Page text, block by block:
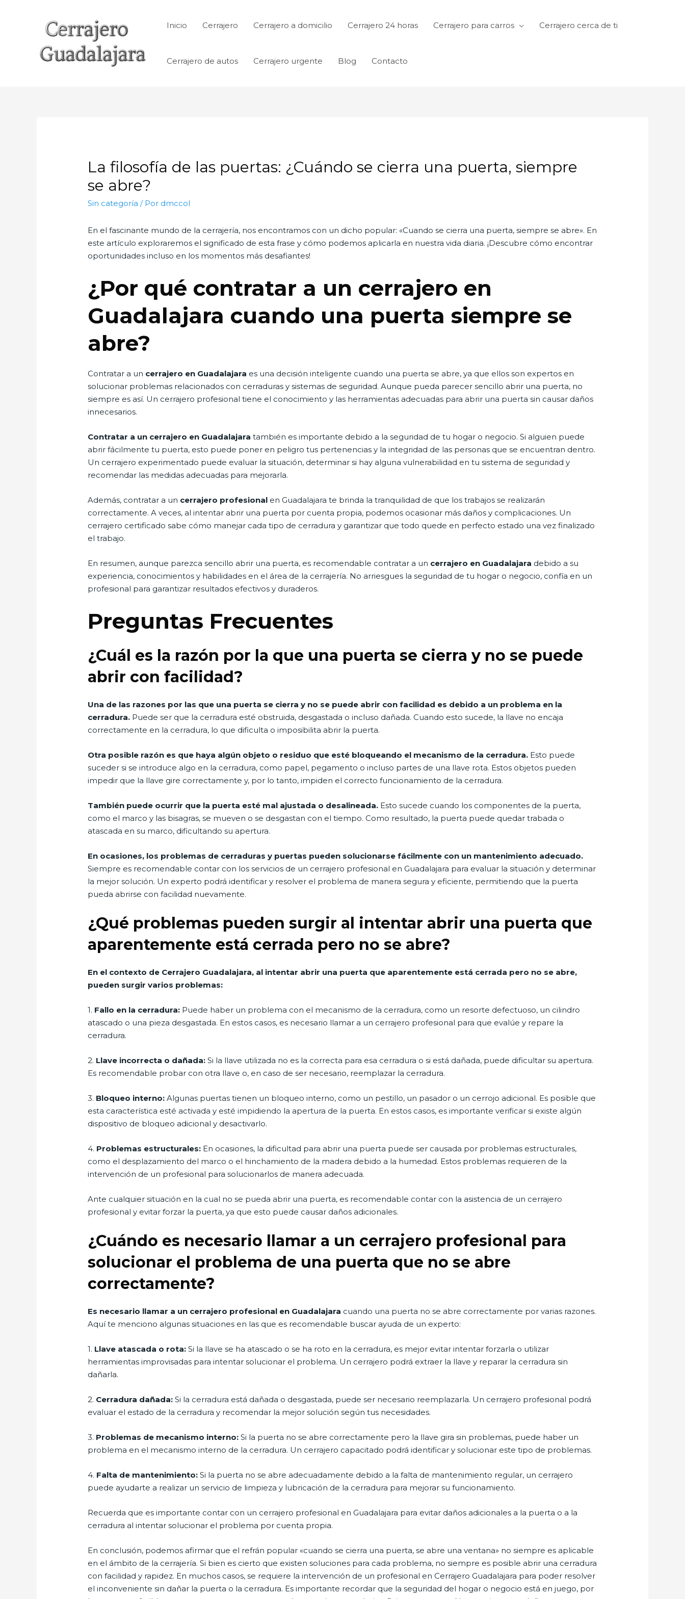
Inicio Cerrajero Cerrajero a domicilio Cerrajero 24 horas Cerrajero para carros Cerrajero cerca de ti
Cerrajero de autos Cerrajero urgente Blog Contacto
La filosofía de las puertas: ¿Cuándo se cierra una puerta, siempre
se abre?
Sin categoría / Por dmccol
En el fascinante mundo de la cerrajería, nos encontramos con un dicho popular: «Cuando se cierra una puerta, siempre se abre». En
este artículo exploraremos el significado de esta frase y cómo podemos aplicarla en nuestra vida diaria. ¡Descubre cómo encontrar
oportunidades incluso en los momentos más desafiantes!
¿Por qué contratar a un cerrajero en
Guadalajara cuando una puerta siempre se
abre?
Contratar a un cerrajero en Guadalajara es una decisión inteligente cuando una puerta se abre, ya que ellos son expertos en
solucionar problemas relacionados con cerraduras y sistemas de seguridad. Aunque pueda parecer sencillo abrir una puerta, no
siempre es así. Un cerrajero profesional tiene el conocimiento y las herramientas adecuadas para abrir una puerta sin causar daños
innecesarios.
Contratar a un cerrajero en Guadalajara también es importante debido a la seguridad de tu hogar o negocio. Si alguien puede
abrir fácilmente tu puerta, esto puede poner en peligro tus pertenencias y la integridad de las personas que se encuentran dentro.
Un cerrajero experimentado puede evaluar la situación, determinar si hay alguna vulnerabilidad en tu sistema de seguridad y
recomendar las medidas adecuadas para mejorarla.
Además, contratar a un cerrajero profesional en Guadalajara te brinda la tranquilidad de que los trabajos se realizarán
correctamente. A veces, al intentar abrir una puerta por cuenta propia, podemos ocasionar más daños y complicaciones. Un
cerrajero certificado sabe cómo manejar cada tipo de cerradura y garantizar que todo quede en perfecto estado una vez finalizado
el trabajo.
En resumen, aunque parezca sencillo abrir una puerta, es recomendable contratar a un cerrajero en Guadalajara debido a su
experiencia, conocimientos y habilidades en el área de la cerrajería. No arriesgues la seguridad de tu hogar o negocio, confía en un
profesional para garantizar resultados efectivos y duraderos.
Preguntas Frecuentes
¿Cuál es la razón por la que una puerta se cierra y no se puede
abrir con facilidad?
Una de las razones por las que una puerta se cierra y no se puede abrir con facilidad es debido a un problema en la
cerradura. Puede ser que la cerradura esté obstruida, desgastada o incluso dañada. Cuando esto sucede, la llave no encaja
correctamente en la cerradura, lo que dificulta o imposibilita abrir la puerta.
Otra posible razón es que haya algún objeto o residuo que esté bloqueando el mecanismo de la cerradura. Esto puede
suceder si se introduce algo en la cerradura, como papel, pegamento o incluso partes de una llave rota. Estos objetos pueden
impedir que la llave gire correctamente y, por lo tanto, impiden el correcto funcionamiento de la cerradura.
También puede ocurrir que la puerta esté mal ajustada o desalineada. Esto sucede cuando los componentes de la puerta,
como el marco y las bisagras, se mueven o se desgastan con el tiempo. Como resultado, la puerta puede quedar trabada o
atascada en su marco, dificultando su apertura.
En ocasiones, los problemas de cerraduras y puertas pueden solucionarse fácilmente con un mantenimiento adecuado.
Siempre es recomendable contar con los servicios de un cerrajero profesional en Guadalajara para evaluar la situación y determinar
la mejor solución. Un experto podrá identificar y resolver el problema de manera segura y eficiente, permitiendo que la puerta
pueda abrirse con facilidad nuevamente.
¿Qué problemas pueden surgir al intentar abrir una puerta que
aparentemente está cerrada pero no se abre?
En el contexto de Cerrajero Guadalajara, al intentar abrir una puerta que aparentemente está cerrada pero no se abre,
pueden surgir varios problemas:
1. Fallo en la cerradura: Puede haber un problema con el mecanismo de la cerradura, como un resorte defectuoso, un cilindro
atascado o una pieza desgastada. En estos casos, es necesario llamar a un cerrajero profesional para que evalúe y repare la
cerradura.
2. Llave incorrecta o dañada: Si la llave utilizada no es la correcta para esa cerradura o si está dañada, puede dificultar su apertura.
Es recomendable probar con otra llave o, en caso de ser necesario, reemplazar la cerradura.
3. Bloqueo interno: Algunas puertas tienen un bloqueo interno, como un pestillo, un pasador o un cerrojo adicional. Es posible que
esta característica esté activada y esté impidiendo la apertura de la puerta. En estos casos, es importante verificar si existe algún
dispositivo de bloqueo adicional y desactivarlo.
4. Problemas estructurales: En ocasiones, la dificultad para abrir una puerta puede ser causada por problemas estructurales,
como el desplazamiento del marco o el hinchamiento de la madera debido a la humedad. Estos problemas requieren de la
intervención de un profesional para solucionarlos de manera adecuada.
Ante cualquier situación en la cual no se pueda abrir una puerta, es recomendable contar con la asistencia de un cerrajero
profesional y evitar forzar la puerta, ya que esto puede causar daños adicionales.
¿Cuándo es necesario llamar a un cerrajero profesional para
solucionar el problema de una puerta que no se abre
correctamente?
Es necesario llamar a un cerrajero profesional en Guadalajara cuando una puerta no se abre correctamente por varias razones.
Aquí te menciono algunas situaciones en las que es recomendable buscar ayuda de un experto:
1. Llave atascada o rota: Si la llave se ha atascado o se ha roto en la cerradura, es mejor evitar intentar forzarla o utilizar
herramientas improvisadas para intentar solucionar el problema. Un cerrajero podrá extraer la llave y reparar la cerradura sin
dañarla.
2. Cerradura dañada: Si la cerradura está dañada o desgastada, puede ser necesario reemplazarla. Un cerrajero profesional podrá
evaluar el estado de la cerradura y recomendar la mejor solución según tus necesidades.
3. Problemas de mecanismo interno: Si la puerta no se abre correctamente pero la llave gira sin problemas, puede haber un
problema en el mecanismo interno de la cerradura. Un cerrajero capacitado podrá identificar y solucionar este tipo de problemas.
4. Falta de mantenimiento: Si la puerta no se abre adecuadamente debido a la falta de mantenimiento regular, un cerrajero
puede ayudarte a realizar un servicio de limpieza y lubricación de la cerradura para mejorar su funcionamiento.
Recuerda que es importante contar con un cerrajero profesional en Guadalajara para evitar daños adicionales a la puerta o a la
cerradura al intentar solucionar el problema por cuenta propia.
En conclusión, podemos afirmar que el refrán popular «cuando se cierra una puerta, se abre una ventana» no siempre es aplicable
en el ámbito de la cerrajería. Si bien es cierto que existen soluciones para cada problema, no siempre es posible abrir una cerradura
con facilidad y rapidez. En muchos casos, se requiere la intervención de un profesional en Cerrajero Guadalajara para poder resolver
el inconveniente sin dañar la puerta o la cerradura. Es importante recordar que la seguridad del hogar o negocio está en juego, por